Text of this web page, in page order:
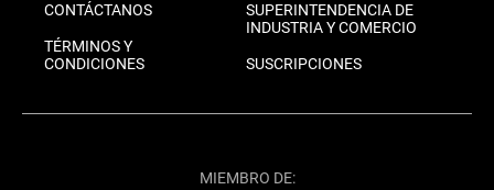
CONTÁCTANOS
TÉRMINOS Y
CONDICIONES
SUPERINTENDENCIA DE
INDUSTRIA Y COMERCIO
SUSCRIPCIONES
MIEMBRO DE: